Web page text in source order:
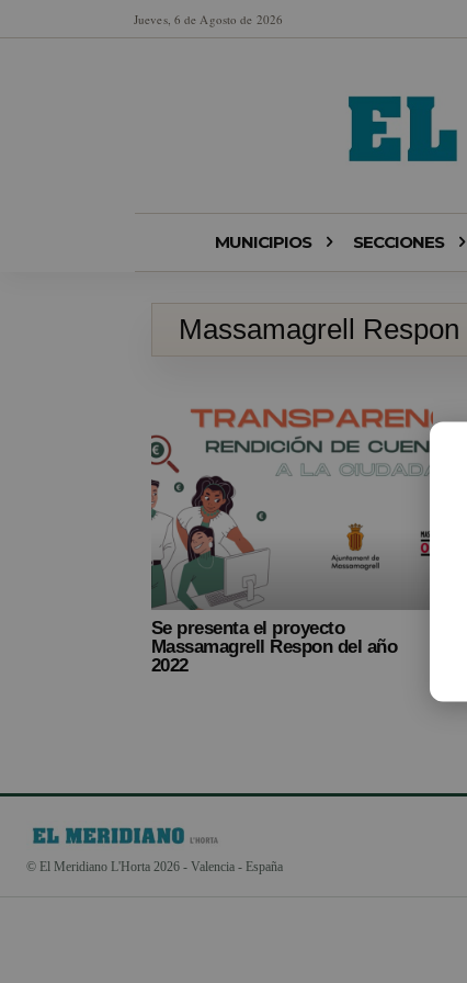
Jueves, 6 de Agosto de 2026
MUNICIPIOS SECCIONES
Massamagrell Respon
Se presenta el proyecto
Massamagrell Respon del año
2022
© El Meridiano L'Horta 2026 - Valencia - España